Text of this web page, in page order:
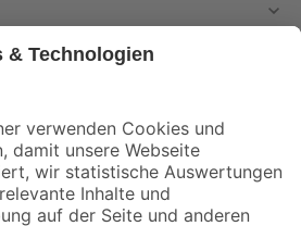
und Aktionen mehr verpassen!